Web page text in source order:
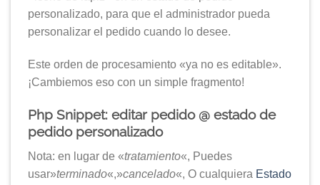
personalizado, para que el administrador pueda
personalizar el pedido cuando lo desee.
Este orden de procesamiento «ya no es editable».
¡Cambiemos eso con un simple fragmento!
Php Snippet: editar pedido @ estado de
pedido personalizado
Nota: en lugar de «tratamiento«, Puedes
usar»terminado«,»cancelado«, O cualquiera Estado